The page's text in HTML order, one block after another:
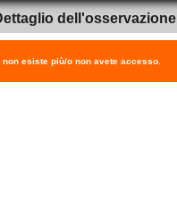
dell'osservazione
non esiste più/o non avete accesso.